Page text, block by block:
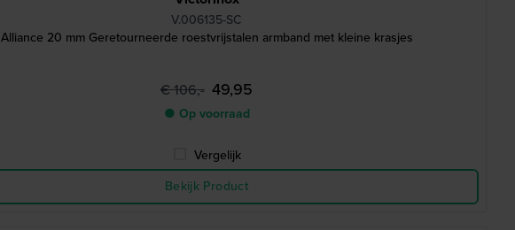
V.006135-SC
Alliance 20 mm Geretourneerde roestvrijstalen armband met kleine krasjes
€ 106,- 49,95
● Op voorraad
Vergelijk
Bekijk Product